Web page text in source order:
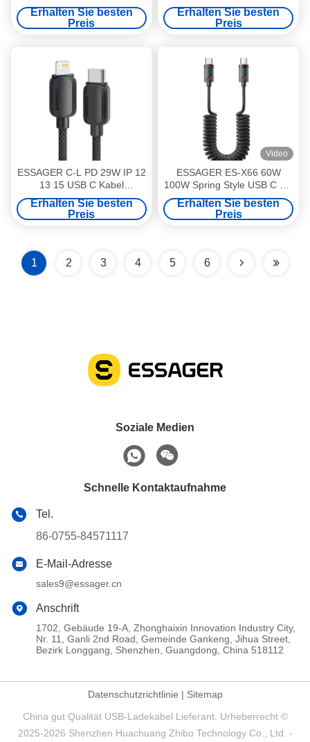
schnellen Aufladen des Typs
C, 1M 2M bunte
geflochtenen Kabel
Erhalten Sie besten
Preis
Ladedatenkabel
Erhalten Sie besten
Preis
ESSAGER C-L PD 29W IP 12
13 15 USB C Kabel
Schnellladung ES-X46 Reihe
Erhalten Sie besten
Preis
Video
ESSAGER ES-X66 60W
100W Spring Style USB C auf
USB C Kabel USB C PD
Erhalten Sie besten
Preis
1 2 3 4 5 6
Soziale Medien
Schnelle Kontaktaufnahme
Tel.
86-0755-84571117
E-Mail-Adresse
sales9@essager.cn
Anschrift
1702, Gebäude 19-A, Zhonghaixin Innovation Industry City,
Nr. 11, Ganli 2nd Road, Gemeinde Gankeng, Jihua Street,
Bezirk Longgang, Shenzhen, Guangdong, China 518112
Datenschutzrichtlinie | Sitemap
China gut Qualität USB-Ladekabel Lieferant. Urheberrecht ©
2025-2026 Shenzhen Huachuang Zhibo Technology Co., Ltd. -